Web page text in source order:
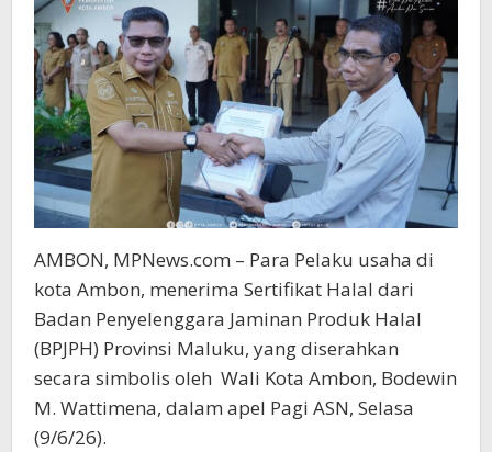
AMBON, MPNews.com – Para Pelaku usaha di
kota Ambon, menerima Sertifikat Halal dari
Badan Penyelenggara Jaminan Produk Halal
(BPJPH) Provinsi Maluku, yang diserahkan
secara simbolis oleh Wali Kota Ambon, Bodewin
M. Wattimena, dalam apel Pagi ASN, Selasa
(9/6/26).